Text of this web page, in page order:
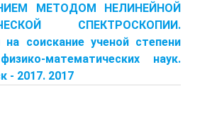
МЕТОДОМ НЕЛИНЕЙНОЙ
СПЕКТРОСКОПИИ.
на соискание ученой степени
математических наук.
- 2017. 2017